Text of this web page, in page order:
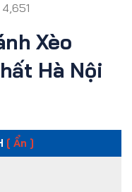
4,651
Xèo
Hà Nội
[ Ẩn ]